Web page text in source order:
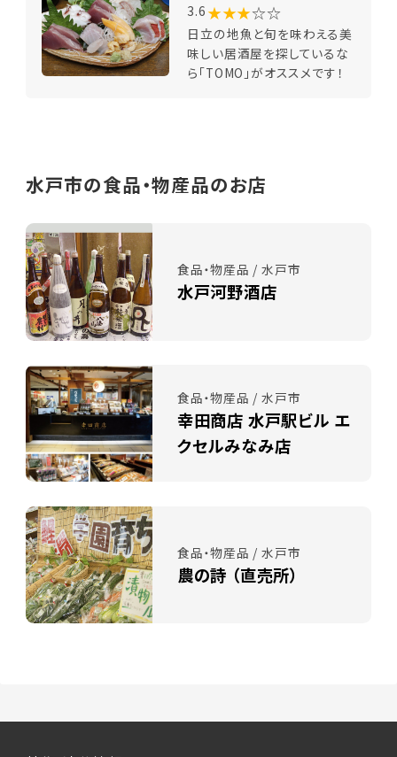
3.6 ★★★☆☆
日立の地魚と旬を味わえる美
味しい居酒屋を探しているな
ら「TOMO」がオススメです！
水戸市の食品・物産品のお店
食品・物産品 / 水戸市
水戸河野酒店
食品・物産品 / 水戸市
幸田商店 水戸駅ビル エ
クセルみなみ店
食品・物産品 / 水戸市
農の詩 （直売所）